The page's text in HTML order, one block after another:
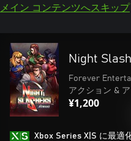
メイン コンテンツへスキップ
Night
Forever
アクション &
¥1,200
Xbox Series X|S に最適